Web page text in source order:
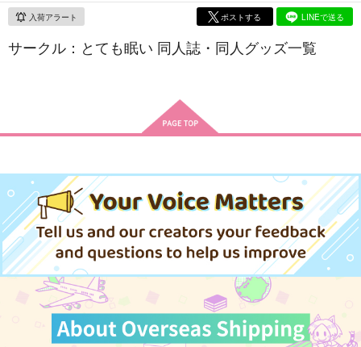
入荷アラート ポストする LINEで送る
サークル：とても眠い 同人誌・同人グッズ一覧